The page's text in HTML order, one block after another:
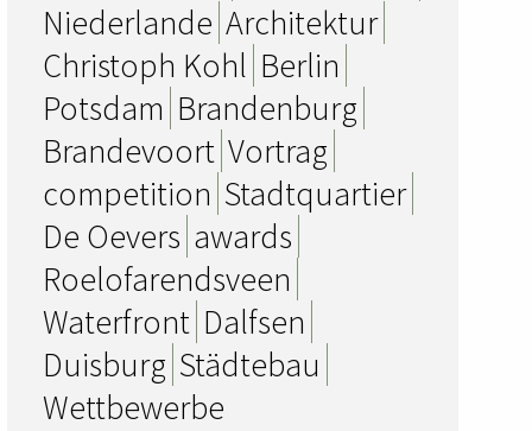
Niederlande Architektur
Christoph Kohl Berlin
Potsdam Brandenburg
Brandevoort Vortrag
competition Stadtquartier
De Oevers awards
Roelofarendsveen
Waterfront Dalfsen
Duisburg Städtebau
Wettbewerbe